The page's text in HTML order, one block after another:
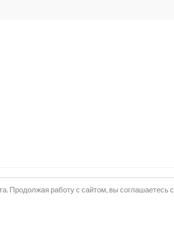
Продолжая работу с сайтом, вы соглашаетесь с